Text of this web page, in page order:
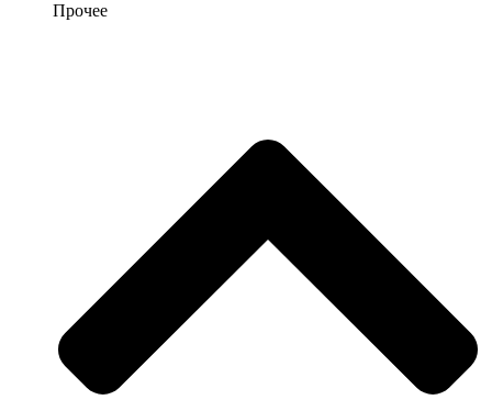
Прочее